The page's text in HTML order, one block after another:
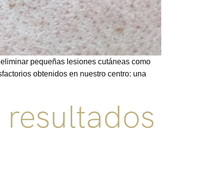
pequeñas lesiones cutáneas como
obtenidos en nuestro centro: una